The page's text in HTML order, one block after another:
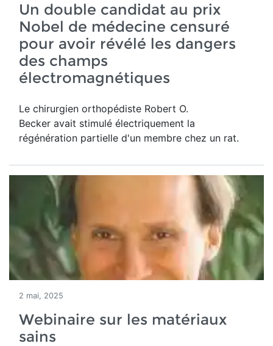
Un double candidat au prix
Nobel de médecine censuré
pour avoir révélé les dangers
des champs
électromagnétiques
Le chirurgien orthopédiste Robert O.
Becker avait stimulé électriquement la
régénération partielle d'un membre chez un rat.
2 mai, 2025
Webinaire sur les matériaux
sains